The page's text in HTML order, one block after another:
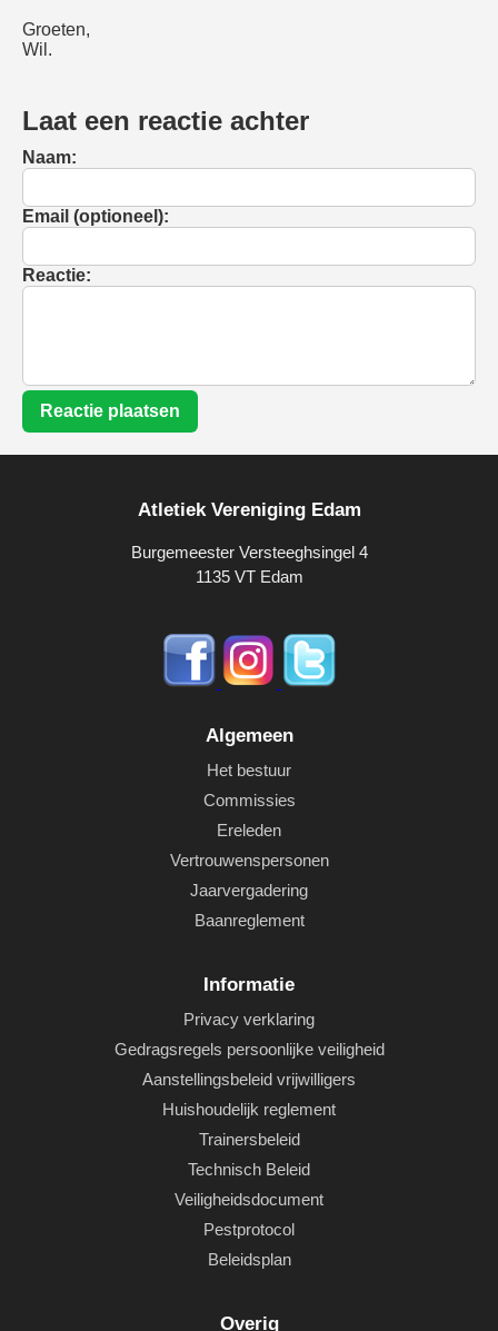
Groeten,
Wil.
Laat een reactie achter
Naam:
Email (optioneel):
Reactie:
Reactie plaatsen
Atletiek Vereniging Edam
Burgemeester Versteeghsingel 4
1135 VT Edam
Algemeen
Het bestuur
Commissies
Ereleden
Vertrouwenspersonen
Jaarvergadering
Baanreglement
Informatie
Privacy verklaring
Gedragsregels persoonlijke veiligheid
Aanstellingsbeleid vrijwilligers
Huishoudelijk reglement
Trainersbeleid
Technisch Beleid
Veiligheidsdocument
Pestprotocol
Beleidsplan
Overig